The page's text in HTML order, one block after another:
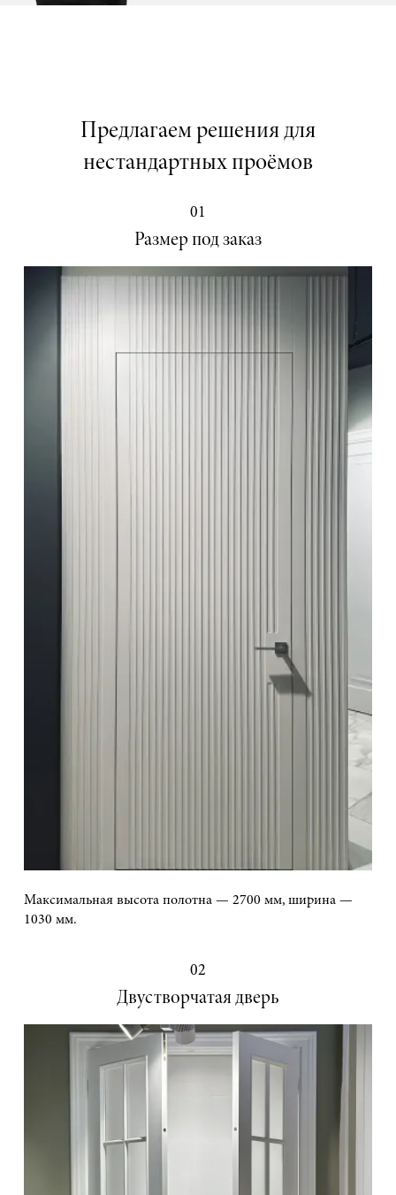
Предлагаем решения для
нестандартных проёмов
01
Размер под заказ
Максимальная высота полотна — 2700 мм, ширина —
1030 мм.
02
Двустворчатая дверь